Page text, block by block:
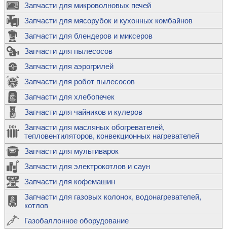
Запчасти для микроволновых печей
Запчасти для мясорубок и кухонных комбайнов
Запчасти для блендеров и миксеров
Запчасти для пылесосов
Запчасти для аэрогрилей
Запчасти для робот пылесосов
Запчасти для хлебопечек
Запчасти для чайников и кулеров
Запчасти для масляных обогревателей,
тепловентиляторов, конвекционных нагревателей
Запчасти для мультиварок
Запчасти для электрокотлов и саун
Запчасти для кофемашин
Запчасти для газовых колонок, водонагревателей,
котлов
Газобаллонное оборудование